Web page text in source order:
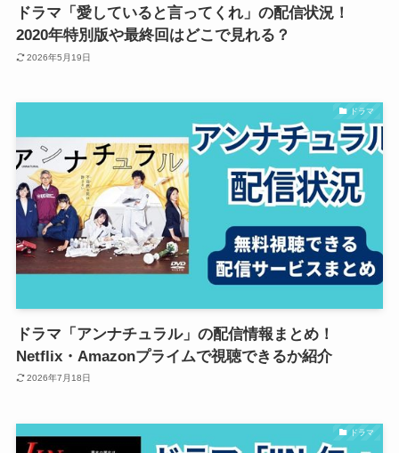
ドラマ「愛していると言ってくれ」の配信状況！
2020年特別版や最終回はどこで見れる？
2026年5月19日
ドラマ
ドラマ「アンナチュラル」の配信情報まとめ！
Netflix・Amazonプライムで視聴できるか紹介
2026年7月18日
ドラマ